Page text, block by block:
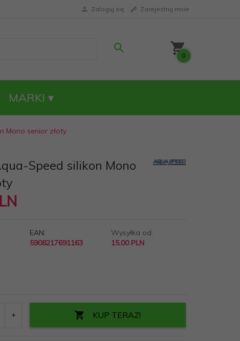
Zaloguj się Zarejestruj mnie
0
MARKI
Mono senior złoty
Speed silikon Mono
EAN:
5908217691163
Wysyłka od:
15.00 PLN
KUP TERAZ!